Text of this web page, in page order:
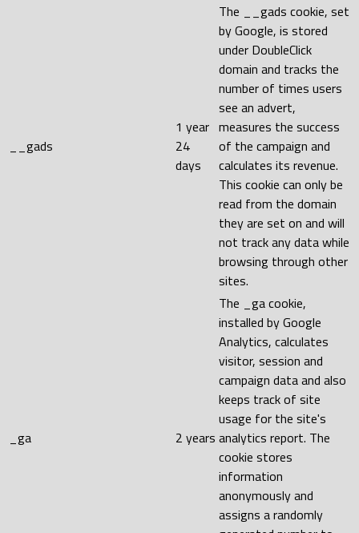
__gads
1 year
24
days
The __gads cookie, set
by Google, is stored
under DoubleClick
domain and tracks the
number of times users
see an advert,
measures the success
of the campaign and
calculates its revenue.
This cookie can only be
read from the domain
they are set on and will
not track any data while
browsing through other
sites.
_ga 2 years
The _ga cookie,
installed by Google
Analytics, calculates
visitor, session and
campaign data and also
keeps track of site
usage for the site's
analytics report. The
cookie stores
information
anonymously and
assigns a randomly